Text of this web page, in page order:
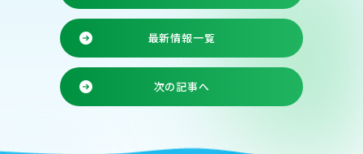
最新情報一覧
次の記事へ